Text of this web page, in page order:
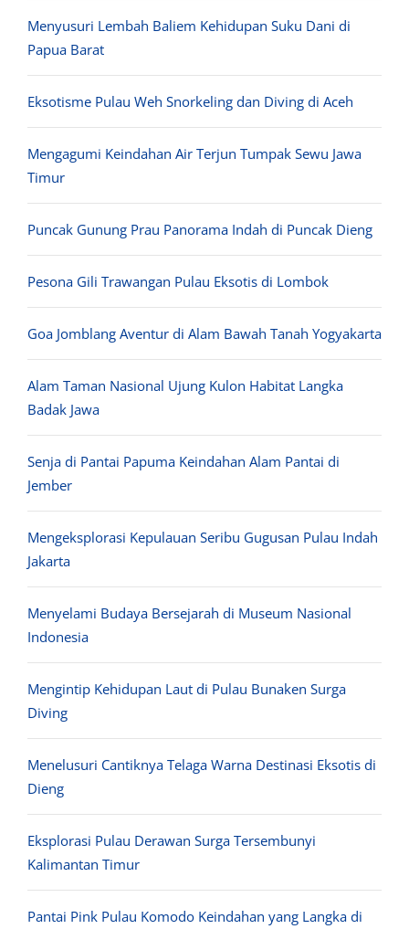
Menyusuri Lembah Baliem Kehidupan Suku Dani di
Papua Barat
Eksotisme Pulau Weh Snorkeling dan Diving di Aceh
Mengagumi Keindahan Air Terjun Tumpak Sewu Jawa
Timur
Puncak Gunung Prau Panorama Indah di Puncak Dieng
Pesona Gili Trawangan Pulau Eksotis di Lombok
Goa Jomblang Aventur di Alam Bawah Tanah Yogyakarta
Alam Taman Nasional Ujung Kulon Habitat Langka
Badak Jawa
Senja di Pantai Papuma Keindahan Alam Pantai di
Jember
Mengeksplorasi Kepulauan Seribu Gugusan Pulau Indah
Jakarta
Menyelami Budaya Bersejarah di Museum Nasional
Indonesia
Mengintip Kehidupan Laut di Pulau Bunaken Surga
Diving
Menelusuri Cantiknya Telaga Warna Destinasi Eksotis di
Dieng
Eksplorasi Pulau Derawan Surga Tersembunyi
Kalimantan Timur
Pantai Pink Pulau Komodo Keindahan yang Langka di